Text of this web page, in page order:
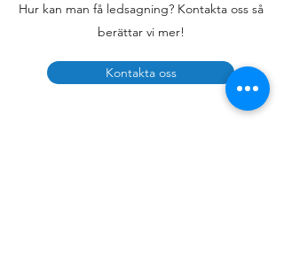
Hur kan man få ledsagning? Kontakta oss så
berättar vi mer!
Kontakta oss